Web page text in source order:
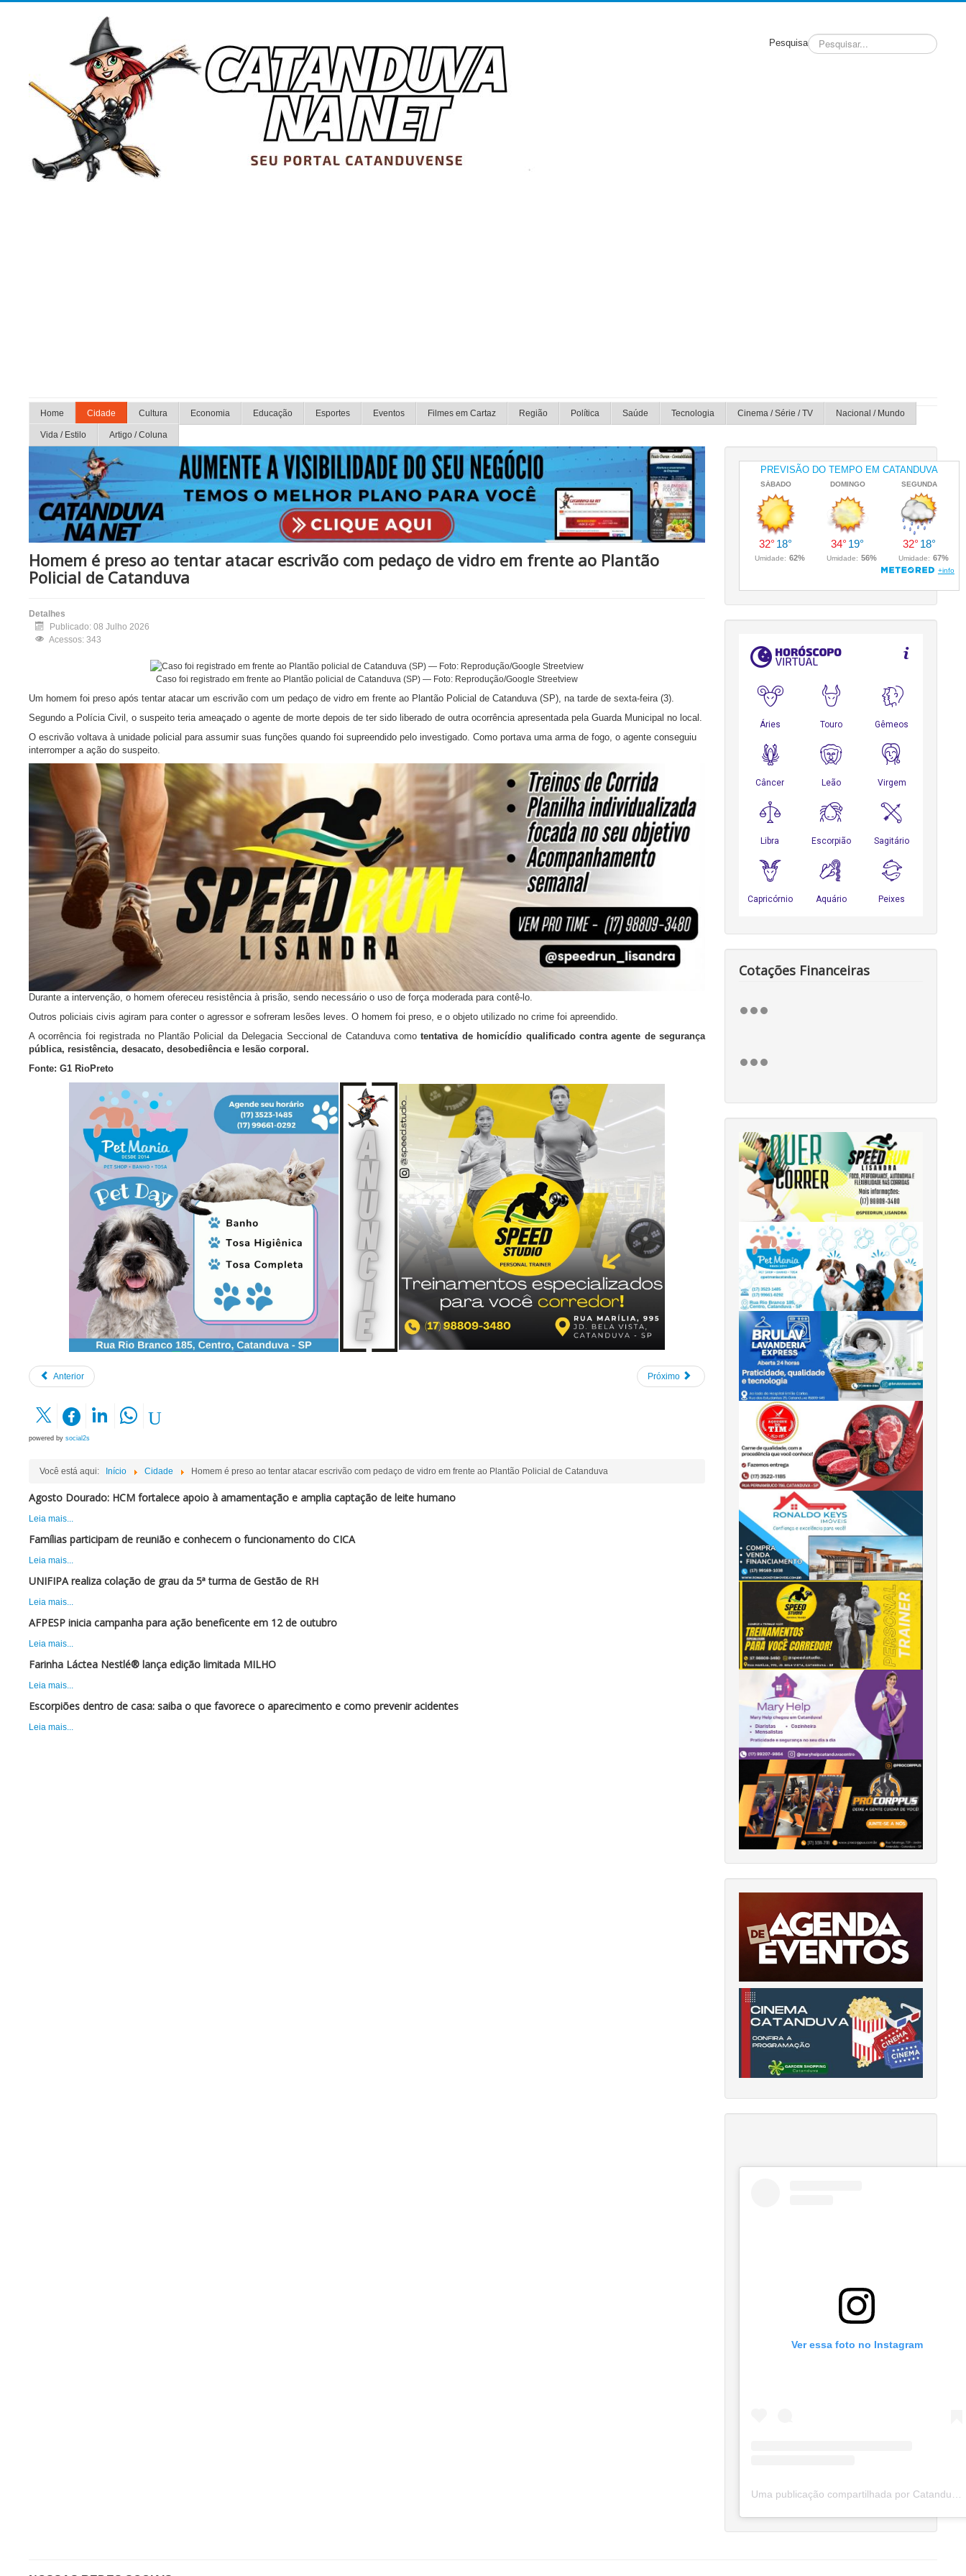
Pesquisa
Home Cidade Cultura Economia Educação Esportes Eventos Filmes em Cartaz Região Política Saúde Tecnologia Cinema / Série / TV Nacional / Mundo
Vida / Estilo Artigo / Coluna
Homem é preso ao tentar atacar escrivão com pedaço de vidro em frente ao Plantão
Policial de Catanduva
Detalhes
Publicado: 08 Julho 2026
Acessos: 343
Caso foi registrado em frente ao Plantão policial de Catanduva (SP) — Foto: Reprodução/Google Streetview
Um homem foi preso após tentar atacar um escrivão com um pedaço de vidro em frente ao Plantão Policial de Catanduva (SP), na tarde de sexta-feira (3).
Segundo a Polícia Civil, o suspeito teria ameaçado o agente de morte depois de ter sido liberado de outra ocorrência apresentada pela Guarda Municipal no local.
O escrivão voltava à unidade policial para assumir suas funções quando foi supreendido pelo investigado. Como portava uma arma de fogo, o agente conseguiu
interromper a ação do suspeito.
Durante a intervenção, o homem ofereceu resistência à prisão, sendo necessário o uso de força moderada para contê-lo.
Outros policiais civis agiram para conter o agressor e sofreram lesões leves. O homem foi preso, e o objeto utilizado no crime foi apreendido.
A ocorrência foi registrada no Plantão Policial da Delegacia Seccional de Catanduva comotentativa de homicídio qualificado contra agente de segurança
pública, resistência, desacato, desobediência e lesão corporal.
Fonte: G1 RioPreto
Anterior Próximo
powered by social2s
Você está aqui: Início Cidade Homem é preso ao tentar atacar escrivão com pedaço de vidro em frente ao Plantão Policial de Catanduva
Agosto Dourado: HCM fortalece apoio à amamentação e amplia captação de leite humano
Leia mais...
Famílias participam de reunião e conhecem o funcionamento do CICA
Leia mais...
UNIFIPA realiza colação de grau da 5ª turma de Gestão de RH
Leia mais...
AFPESP inicia campanha para ação beneficente em 12 de outubro
Leia mais...
Farinha Láctea Nestlé® lança edição limitada MILHO
Leia mais...
Escorpiões dentro de casa: saiba o que favorece o aparecimento e como prevenir acidentes
Leia mais...
Cotações Financeiras
Ver essa foto no Instagram